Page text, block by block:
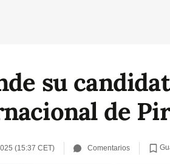
su
de
(15:37 CET) Comentarios